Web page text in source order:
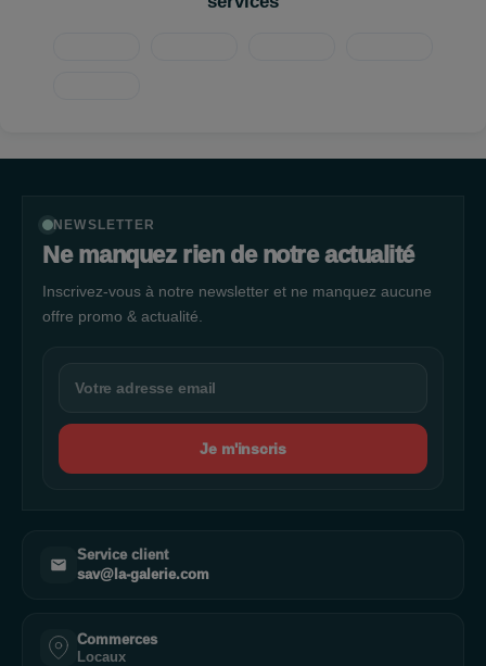
NEWSLETTER
Ne manquez rien de notre actualité
Inscrivez-vous à notre newsletter et ne manquez aucune
offre promo & actualité.
Je m'inscris
Service client
sav@la-galerie.com
Commerces
Locaux